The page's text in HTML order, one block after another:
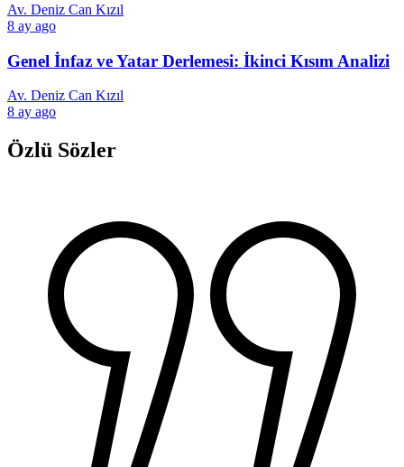
Av. Deniz Can Kızıl
8 ay ago
Genel İnfaz ve Yatar Derlemesi: İkinci Kısım Analizi
Av. Deniz Can Kızıl
8 ay ago
Özlü Sözler